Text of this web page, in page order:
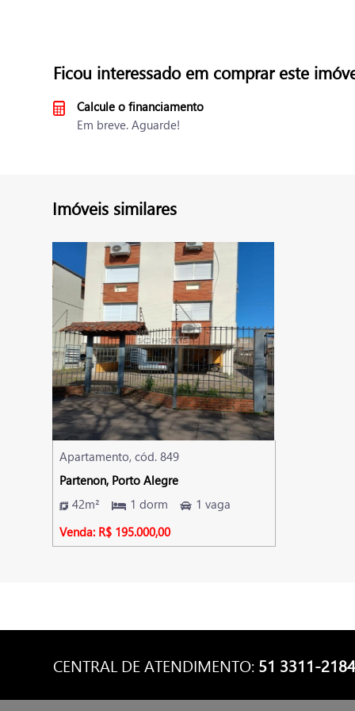
Ficou interessado em comprar este
Calcule o financiamento
Em breve. Aguarde!
Imóveis similares
Apartamento, cód. 849
Partenon, Porto Alegre
42m²
1 dorm
1 vaga
Venda: R$ 195.000,00
CENTRAL DE ATENDIMENTO: 51 3311-